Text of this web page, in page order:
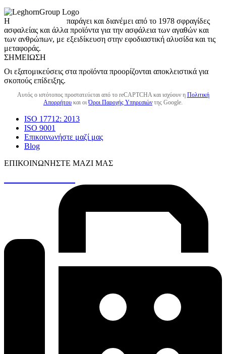
Η
παράγει και διανέμει από το 1978 σφραγίδες
ασφαλείας και άλλα προϊόντα για την ασφάλεια των αγαθών και
των ανθρώπων, με εξειδίκευση στην εφοδιαστική αλυσίδα και τις
μεταφοράς.
ΣΗΜΕΊΩΣΗ
Οι εξατομικεύσεις στα προϊόντα προορίζονται αποκλειστικά για
σκοπούς επίδειξης.
Αυτός ο ιστότοπος προστατεύεται από το reCAPTCHA και ισχύουν η Πολιτική
Απορρήτου και οιΌροι Παροχής Υπηρεσιών της Google.
ISO 17712: 2013
ISO 9001
Επικοινωνήστε μαζί μας
Blog
ΕΠΙΚΟΙΝΩΝΉΣΤΕ ΜΑΖΊ ΜΑΣ